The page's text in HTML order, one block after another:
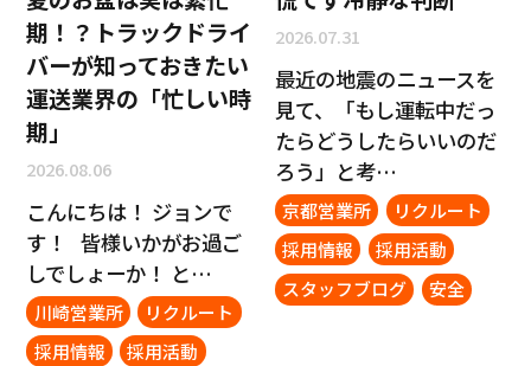
期！？トラックドライ
バーが知っておきたい
運送業界の「忙しい時
期」
2026.08.06
こんにちは！ ジョンで
す！ 皆様いかがお過ご
しでしょーか！ と…
川崎営業所
リクルート
採用情報
採用活動
2026.07.31
最近の地震のニュースを
見て、「もし運転中だっ
たらどうしたらいいのだ
ろう」と考…
京都営業所
リクルート
採用情報
採用活動
スタッフブログ
安全